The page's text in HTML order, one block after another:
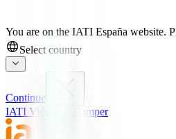
You are on the IATI España website.
Select country
Continue
IATI Vida
IATI Camper